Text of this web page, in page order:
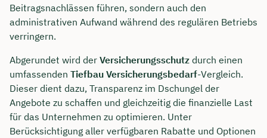
Beitragsnachlässen führen, sondern auch den
administrativen Aufwand während des regulären Betriebs
verringern.
Abgerundet wird der Versicherungsschutz durch einen
umfassenden Tiefbau Versicherungsbedarf-Vergleich.
Dieser dient dazu, Transparenz im Dschungel der
Angebote zu schaffen und gleichzeitig die finanzielle Last
für das Unternehmen zu optimieren. Unter
Berücksichtigung aller verfügbaren Rabatte und Optionen